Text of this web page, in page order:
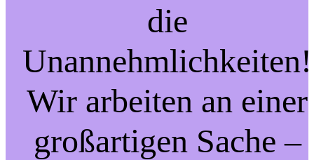
die
Unannehmlichkeiten!
Wir arbeiten an einer
großartigen Sache –